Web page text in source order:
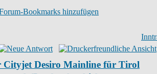
Bookmarks hinzufügen
Cityjet Desiro Mainline für Tirol